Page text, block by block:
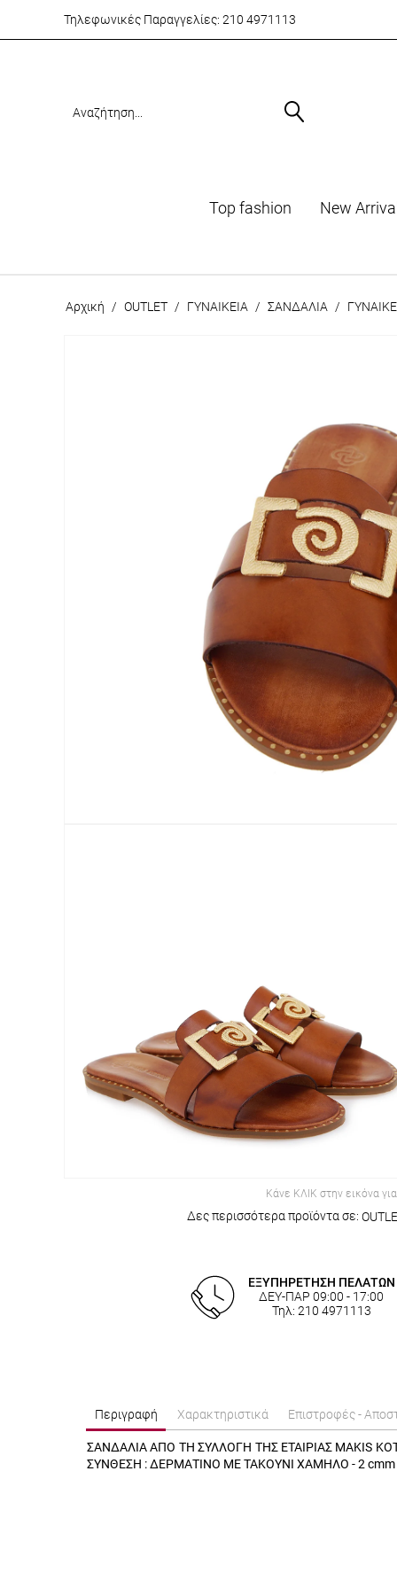
Τηλεφωνικές Παραγγελίες: 210 4971113
Top fashion Νew
Αρχική / OUTLET / ΓΥΝΑΙΚΕΙΑ / ΣΑΝΔΑΛΙΑ /
Κάνε ΚΛΙΚ στην εικόνα
Δες περισσότερα προϊόντα σε:
ΕΞΥΠΗΡΕΤΗΣΗ ΠΕΛΑΤΩΝ
ΔΕΥ-ΠΑΡ 09:00 - 17:00
Τηλ: 210 4971113
Περιγραφή Χαρακτηριστικά Επιστροφές -
ΣΑΝΔΑΛΙΑ ΑΠΟ ΤΗ ΣΥΛΛΟΓΗ ΤΗΣ ΕΤΑΙΡΙΑΣ MAKIS
ΣΥΝΘΕΣΗ : ΔΕΡΜΑΤΙΝO ΜΕ ΤΑΚΟΥΝΙ ΧΑΜΗΛΟ - 2 cmm